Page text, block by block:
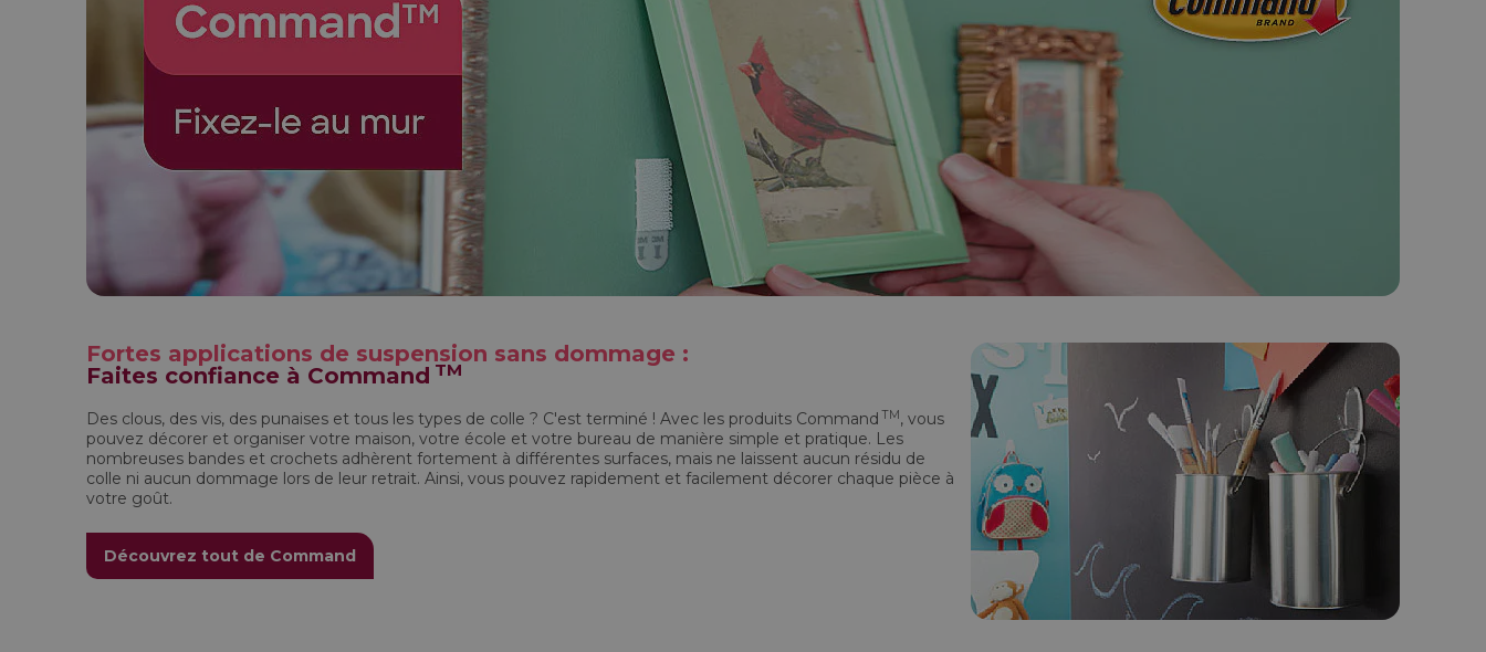
Fortes applications de suspension sans dommage :
Faites confiance à Command TM
Des clous, des vis, des punaises et tous les types de colle ? C'est terminé ! Avec les produits Command TM , vous
pouvez décorer et organiser votre maison, votre école et votre bureau de manière simple et pratique. Les
nombreuses bandes et crochets adhèrent fortement à différentes surfaces, mais ne laissent aucun résidu de
colle ni aucun dommage lors de leur retrait. Ainsi, vous pouvez rapidement et facilement décorer chaque pièce à
votre goût.
Découvrez tout de Command